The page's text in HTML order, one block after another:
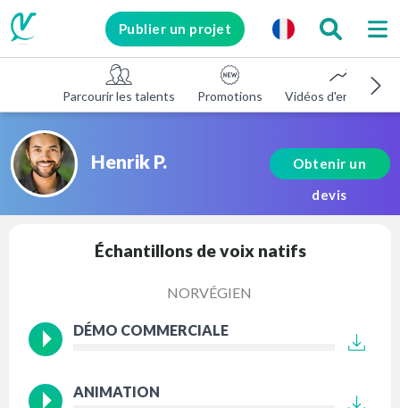
Publier un projet
Parcourir les talents Promotions Vidéos d'entreprise
Henrik P.
Obtenir un
devis
Échantillons de voix natifs
NORVÉGIEN
DÉMO COMMERCIALE
ANIMATION